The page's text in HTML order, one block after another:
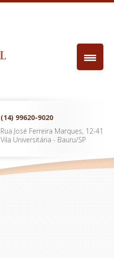
(14) 99620-9020
Rua José Ferreira Marques, 12-41
Vila Universitária - Bauru/SP